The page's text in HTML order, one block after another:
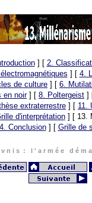
] [ 2.
] [ 4.
de culture ] [ 6.
en noir] [ 8. Poltergeist ]
extraterrestre ] [ 11.
d'interprétation] [ 13.
Conclusion] [ Grille de
v n i s : l ' a r m é e d é m a